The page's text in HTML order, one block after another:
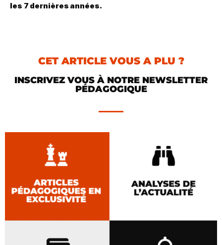
les 7 dernières années.
CET ARTICLE VOUS A PLU ?
INSCRIVEZ VOUS À NOTRE NEWSLETTER
PÉDAGOGIQUE